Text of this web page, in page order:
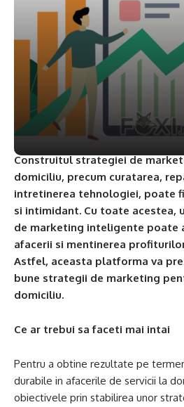
Construitul strategiei de
domiciliu, precum curatarea,
intretinerea tehnologiei, poate
si intimidant. Cu toate acestea,
de marketing inteligente poate
afacerii si mentinerea
Astfel, aceasta platforma va
bune strategii de marketing
domiciliu.
Ce ar trebui sa faceti mai intai
Pentru a obtine rezultate pe
durabile in afacerile de servicii la
obiectivele prin stabilirea unor